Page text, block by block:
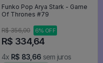
Funko Pop Arya Stark - Game
Of Thrones #79
R$ 356,00 6% OFF
R$ 334,64
4x R$ 83,66 sem juros